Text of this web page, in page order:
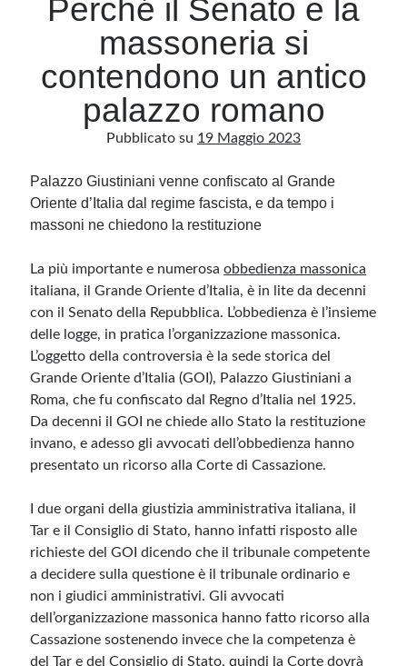
Archivio
Archivi
senza alcuna periodicità. Non può pertanto considerarsi un prodotto editoriale ai
sensi della legge n· 62 del 7.03.2001. L’autore non è responsabile di quanto
pubblicato dai lettori nei commenti ai vari post. Saranno comunque cancellati quelli
ritenuti offensivi o lesivi dell’immagine o dell’onorabilità di terzi, di genere spam,
razzisti o che contengano dati personali non conformi al rispetto delle norme sulla
privacy. Alcune immagini inserite in questo blog sono tratte da Internet e, pertanto,
considerate di pubblico dominio. Qualora la loro pubblicazione violasse eventuali
diritti d’autore, vi invito a comunicarlo via e-mail a info[at]dinovalle.it e saranno
tramite link né del loro contenuto, che può essere soggetto a variazioni nel tempo.
Feed dei contenuti
Feed dei commenti
WordPress.org
Perché il Senato e la
massoneria si
contendono un antico
palazzo romano
Pubblicato su 19 Maggio 2023
Palazzo Giustiniani venne confiscato al Grande
Oriente d’Italia dal regime fascista, e da tempo i
massoni ne chiedono la restituzione
La più importante e numerosaobbedienza massonica
italiana, il Grande Oriente d’Italia, è in lite da decenni
con il Senato della Repubblica. L’obbedienza è l’insieme
delle logge, in pratica l’organizzazione massonica.
L’oggetto della controversia è la sede storica del
Grande Oriente d’Italia (GOI), Palazzo Giustiniani a
Roma, che fu confiscato dal Regno d’Italia nel 1925.
Da decenni il GOI ne chiede allo Stato la restituzione
invano, e adesso gli avvocati dell’obbedienza hanno
presentato un ricorso alla Corte di Cassazione.
I due organi della giustizia amministrativa italiana, il
Tar e il Consiglio di Stato, hanno infatti risposto alle
richieste del GOI dicendo che il tribunale competente
a decidere sulla questione è il tribunale ordinario e
non i giudici amministrativi. Gli avvocati
dell’organizzazione massonica hanno fatto ricorso alla
Cassazione sostenendo invece che la competenza è
del Tar e del Consiglio di Stato, quindi la Corte dovrà